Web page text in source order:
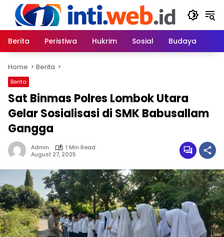
content
Berita
Peristiwa Hukrim Sosial Budaya
Home Berita
Berita
Sat Binmas Polres Lombok Utara
Gelar Sosialisasi di SMK Babusallam
Gangga
Admin
1 Min Read
August 27, 2025